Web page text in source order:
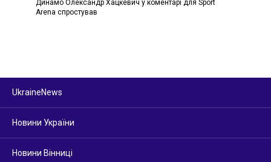
Динамо Олександр Хацкевич у коментарі для Sport
Arena спростував
UkraineNews
Новини України
Новини Вінниці